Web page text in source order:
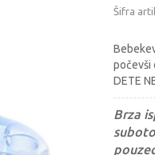
Šifra
počevši
DETE
Brza